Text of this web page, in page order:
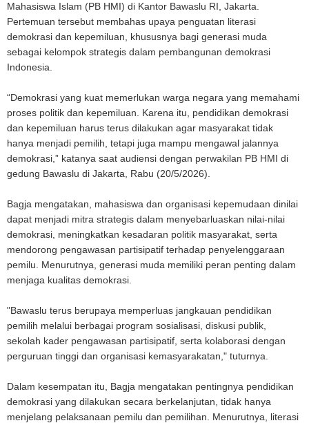
Mahasiswa Islam (PB HMI) di Kantor Bawaslu RI, Jakarta.
Pertemuan tersebut membahas upaya penguatan literasi
demokrasi dan kepemiluan, khususnya bagi generasi muda
sebagai kelompok strategis dalam pembangunan demokrasi
Indonesia.
“Demokrasi yang kuat memerlukan warga negara yang memahami
proses politik dan kepemiluan. Karena itu, pendidikan demokrasi
dan kepemiluan harus terus dilakukan agar masyarakat tidak
hanya menjadi pemilih, tetapi juga mampu mengawal jalannya
demokrasi,” katanya saat audiensi dengan perwakilan PB HMI di
gedung Bawaslu di Jakarta, Rabu (20/5/2026).
Bagja mengatakan, mahasiswa dan organisasi kepemudaan dinilai
dapat menjadi mitra strategis dalam menyebarluaskan nilai-nilai
demokrasi, meningkatkan kesadaran politik masyarakat, serta
mendorong pengawasan partisipatif terhadap penyelenggaraan
pemilu. Menurutnya, generasi muda memiliki peran penting dalam
menjaga kualitas demokrasi.
"Bawaslu terus berupaya memperluas jangkauan pendidikan
pemilih melalui berbagai program sosialisasi, diskusi publik,
sekolah kader pengawasan partisipatif, serta kolaborasi dengan
perguruan tinggi dan organisasi kemasyarakatan ," tuturnya.
Dalam kesempatan itu, Bagja mengatakan pentingnya pendidikan
demokrasi yang dilakukan secara berkelanjutan, tidak hanya
menjelang pelaksanaan pemilu dan pemilihan. Menurutnya, literasi